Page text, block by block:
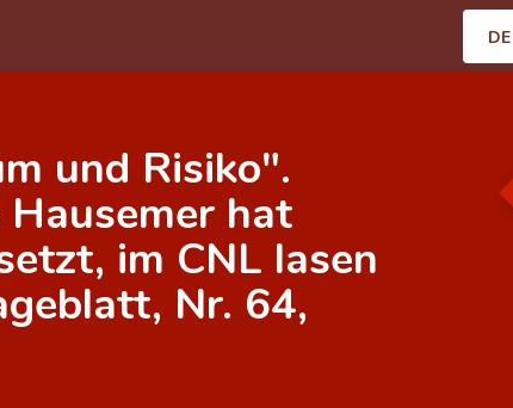
DE
und Risiko".
Hausemer hat
im CNL lasen
Nr. 64,